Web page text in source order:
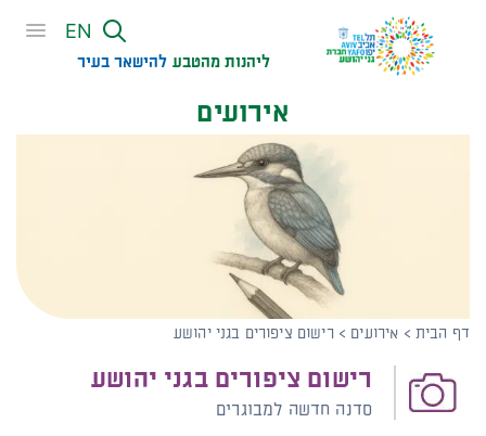
EN
ליהנות מהטבע להישאר בעיר​
אירועים
דף הבית > אירועים > רישום ציפורים בגני יהושע
רישום ציפורים בגני יהושע
סדנה חדשה למבוגרים